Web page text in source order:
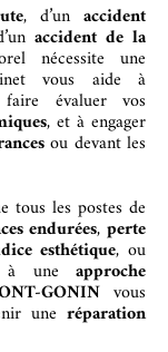
, d’un accident
accident de la
nécessite une
vous aide à
évaluer vos
, et à engager
ou devant les
tous les postes de
endurées, perte
esthétique, ou
à uneapproche
GONIN vous
une réparation